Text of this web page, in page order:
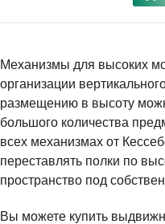
Механизмы для высоких
организации
размещению в высоту
большого количества
всех механизмах от
переставлять полки по
пространство под
Вы можете купить